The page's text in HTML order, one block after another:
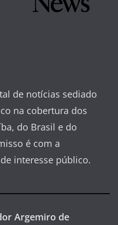
de notícias sediado
na cobertura dos
do Brasil e do
é com a
interesse público.
Argemiro de